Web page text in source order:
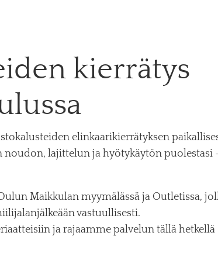
kierrätys
elinkaarikierrätyksen
lajittelun ja hyötykäytön puolestasi
Maikkulan myymälässä ja Outletissa,
vastuullisesti.
ja rajaamme palvelun tällä